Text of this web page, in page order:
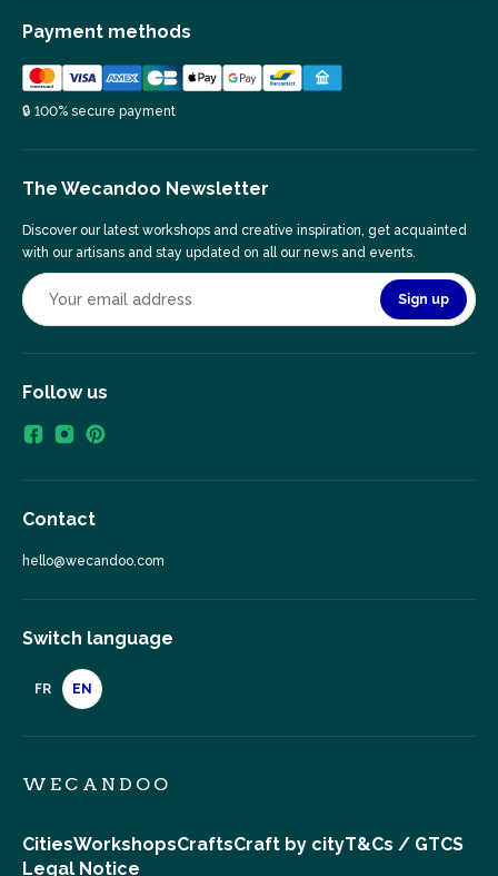
Payment methods
🔒 100% secure payment
The Wecandoo Newsletter
Discover our latest workshops and creative inspiration, get acquainted
with our artisans and stay updated on all our news and events.
Sign up
Follow us
Contact
hello@wecandoo.com
Switch language
FR EN
WECANDOO
CitiesWorkshopsCraftsCraft by cityT&Cs / GTCS
Legal Notice